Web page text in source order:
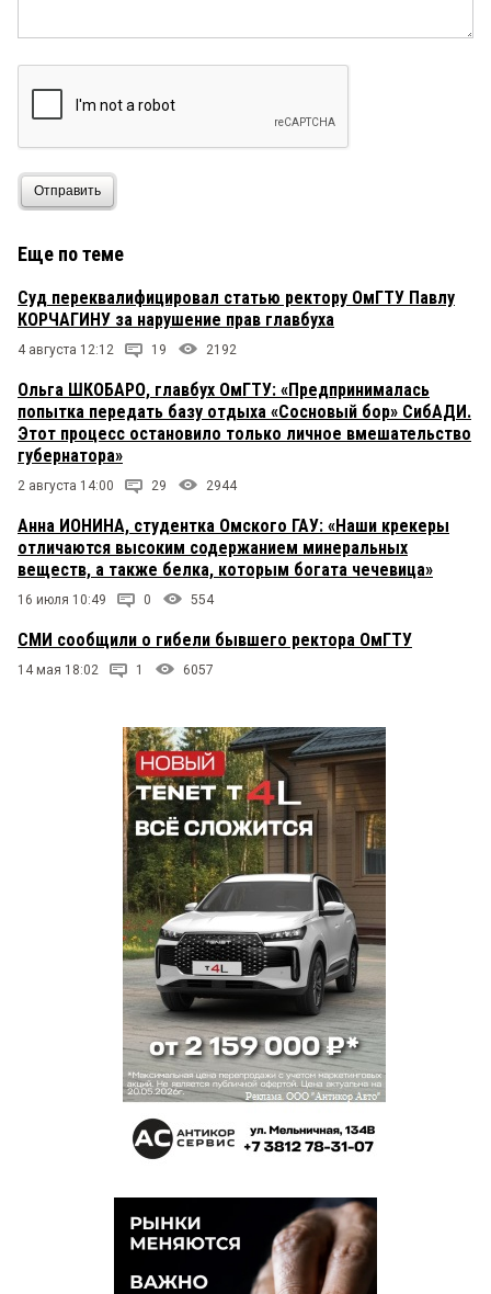
Отправить
Еще по теме
Суд переквалифицировал статью ректору ОмГТУ Павлу
КОРЧАГИНУ за нарушение прав главбуха
4 августа 12:12 19 2192
Ольга ШКОБАРО, главбух ОмГТУ: «Предпринималась
попытка передать базу отдыха «Сосновый бор» СибАДИ.
Этот процесс остановило только личное вмешательство
губернатора»
2 августа 14:00 29 2944
Анна ИОНИНА, студентка Омского ГАУ: «Наши крекеры
отличаются высоким содержанием минеральных
веществ, а также белка, которым богата чечевица»
16 июля 10:49 0 554
СМИ сообщили о гибели бывшего ректора ОмГТУ
14 мая 18:02 1 6057